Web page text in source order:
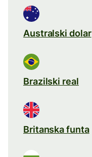
Australski dolar
Brazilski real
Britanska funta